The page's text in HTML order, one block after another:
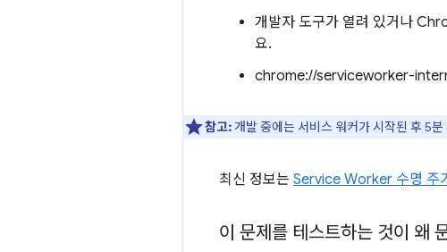
개발자 도구가 열려 있거나
요.
chrome://serviceworker-
참고: 개발 중에는 서비스 워커가 시작된 후 5
최신 정보는 Service Worker 수명 주기
이 문제를 테스트하는 것이 왜